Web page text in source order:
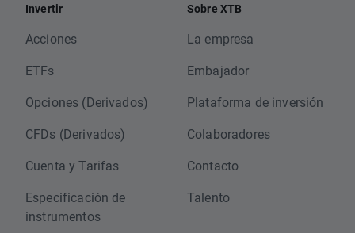
Invertir
Acciones
ETFs
Opciones (Derivados)
CFDs (Derivados)
Cuenta y Tarifas
Especificación de
instrumentos
Sobre XTB
La empresa
Embajador
Plataforma de inversión
Colaboradores
Contacto
Talento